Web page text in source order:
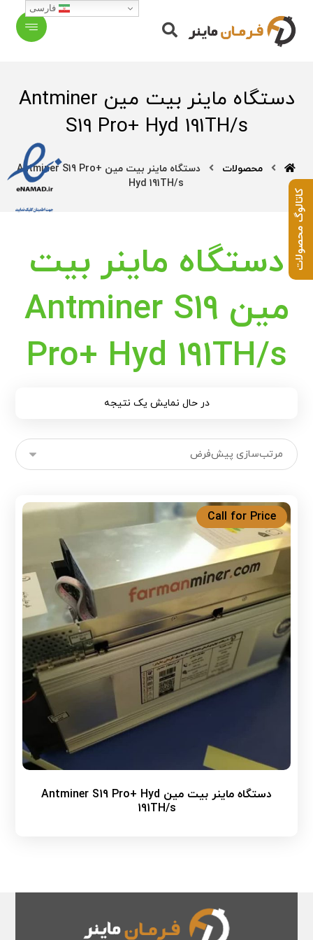
دستگاه ماینر بیت مین Antminer
S19 Pro+ Hyd 191TH/s
محصولات
دستگاه ماینر بیت مین Antminer S19 Pro+
Hyd 191TH/s
دستگاه ماینر بیت
مین Antminer S19
Pro+ Hyd 191TH/s
در حال نمایش یک نتیجه
دستگاه ماینر بیت مین Antminer S19 Pro+ Hyd
191TH/s
Call for Price
فارسی
کاتالوگ محصولات